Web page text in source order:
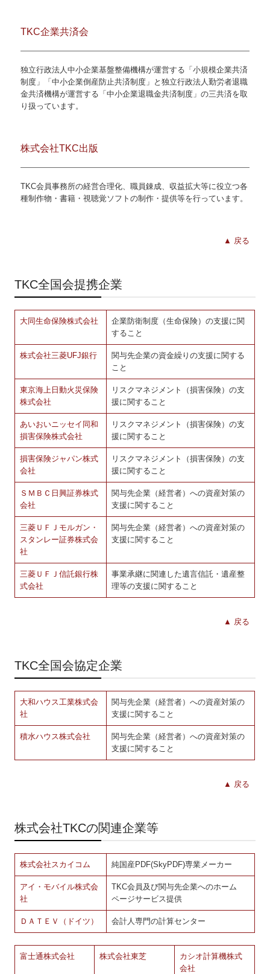
TKC企業共済会
独立行政法人中小企業基盤整備機構が運営する「小規模企業共済
制度」「中小企業倒産防止共済制度」と独立行政法人勤労者退職
金共済機構が運営する「中小企業退職金共済制度」の三共済を取
り扱っています。
株式会社TKC出版
TKC会員事務所の経営合理化、職員錬成、収益拡大等に役立つ各
種制作物・書籍・視聴覚ソフトの制作・提供等を行っています。
▲ 戻る
TKC全国会提携企業
大同生命保険株式会社
企業防衛制度（生命保険）の支援に関
すること
株式会社三菱UFJ銀行
関与先企業の資金繰りの支援に関する
こと
東京海上日動火災保険
株式会社
リスクマネジメント（損害保険）の支
援に関すること
あいおいニッセイ同和
損害保険株式会社
リスクマネジメント（損害保険）の支
援に関すること
損害保険ジャパン株式
会社
リスクマネジメント（損害保険）の支
援に関すること
ＳＭＢＣ日興証券株式
会社
関与先企業（経営者）への資産対策の
支援に関すること
三菱ＵＦＪモルガン・
スタンレー証券株式会
社
関与先企業（経営者）への資産対策の
支援に関すること
三菱ＵＦＪ信託銀行株
式会社
事業承継に関連した遺言信託・遺産整
理等の支援に関すること
▲ 戻る
TKC全国会協定企業
大和ハウス工業株式会
社
関与先企業（経営者）への資産対策の
支援に関すること
積水ハウス株式会社
関与先企業（経営者）への資産対策の
支援に関すること
▲ 戻る
株式会社TKCの関連企業等
株式会社スカイコム 純国産PDF(SkyPDF)専業メーカー
アイ・モバイル株式会
社
TKC会員及び関与先企業へのホーム
ページサービス提供
ＤＡＴＥＶ（ドイツ） 会計人専門の計算センター
富士通株式会社 株式会社東芝
カシオ計算機株式
会社